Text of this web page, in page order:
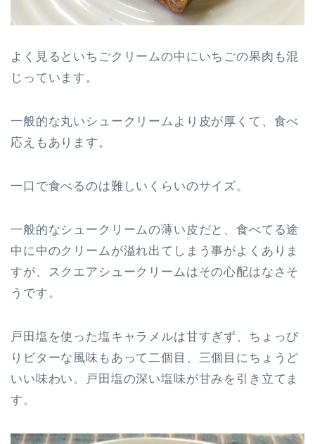
よく見るといちごクリームの中にいちごの果肉も混
じっています。
一般的な丸いシュークリームより皮が厚くて、食べ
応えもあります。
一口で食べるのは難しいくらいのサイズ。
一般的なシュークリームの薄い皮だと、食べてる途
中に中のクリームが溢れ出てしまう事がよくありま
すが、スクエアシュークリームはその心配はなさそ
うです。
戸田塩を使った塩キャラメルは甘すぎず、ちょっぴ
りビターな風味もあって二個目、三個目にちょうど
いい味わい。戸田塩の深い塩味が甘みを引き立てま
す。